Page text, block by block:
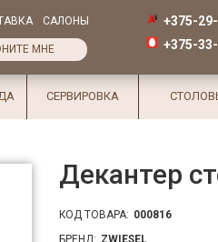
САЛОНЫ
МНЕ
+375-
+375-
СЕРВИРОВКА
Декантер
КОД ТОВАРА: 000816
БРЕНД: ZWIESEL